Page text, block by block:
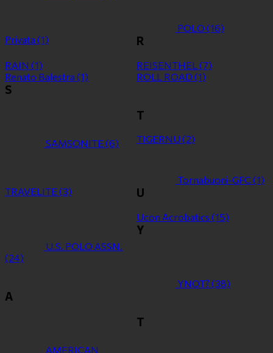
POLO (16)
Privata (1) R
RAIN (1) REISENTHEL(7)
Renato Balestra (1) ROLL ROAD (1)
S
SAMSONITE (6)
T
TIGERNU (2)
Tornabuoni-GFC (1)
TRAVELITE (3) U
U.S. POLO ASSN.
(24)
Ucon Acrobatics (15)
Y
YNOT? (38)
Α
ΑMERICAN
Τ